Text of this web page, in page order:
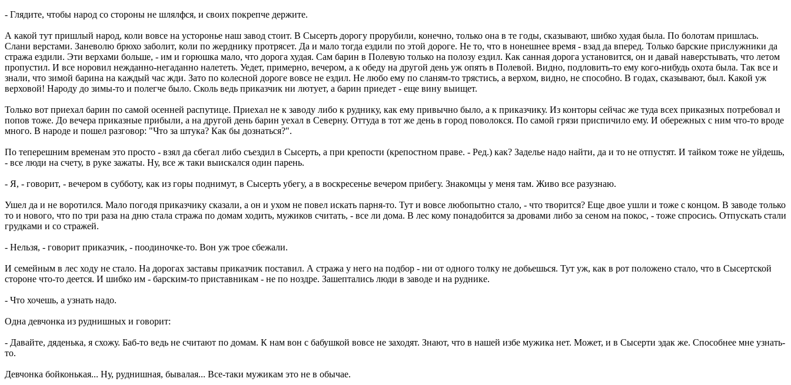
- Глядите, чтобы народ со стороны не шлялфся, и своих покрепче держите.
А какой тут пришлый народ, коли вовсе на усторонье наш завод стоит. В Сысерть дорогу прорубили, конечно, только она в те годы, сказывают, шибко худая была. По болотам пришлась.
Слани верстами. Заневолю брюхо заболит, коли по жерднику протрясет. Да и мало тогда ездили по этой дороге. Не то, что в нонешнее время - взад да вперед. Только барские прислужники да
стража ездили. Эти верхами больше, - им и горюшка мало, что дорога худая. Сам барин в Полевую только на полозу ездил. Как санная дорога установится, он и давай наверстывать, что летом
пропустил. И все норовил нежданно-негаданно налететь. Уедет, примерно, вечером, а к обеду на другой день уж опять в Полевой. Видно, подловить-то ему кого-нибудь охота была. Так все и
знали, что зимой барина на каждый час жди. Зато по колесной дороге вовсе не ездил. Не любо ему по сланям-то трястись, а верхом, видно, не способно. В годах, сказывают, был. Какой уж
верховой! Народу до зимы-то и полегче было. Сколь ведь приказчик ни лютует, а барин приедет - еще вину выищет.
Только вот приехал барин по самой осенней распутице. Приехал не к заводу либо к руднику, как ему привычно было, а к приказчику. Из конторы сейчас же туда всех приказных потребовал и
попов тоже. До вечера приказные прибыли, а на другой день барин уехал в Северну. Оттуда в тот же день в город поволокся. По самой грязи приспичило ему. И обережных с ним что-то вроде
много. В народе и пошел разговор: "Что за штука? Как бы дознаться?".
По теперешним временам это просто - взял да сбегал либо съездил в Сысерть, а при крепости (крепостном праве. - Ред.) как? Заделье надо найти, да и то не отпустят. И тайком тоже не уйдешь,
- все люди на счету, в руке зажаты. Ну, все ж таки выискался один парень.
- Я, - говорит, - вечером в субботу, как из горы поднимут, в Сысерть убегу, а в воскресенье вечером прибегу. Знакомцы у меня там. Живо все разузнаю.
Ушел да и не воротился. Мало погодя приказчику сказали, а он и ухом не повел искать парня-то. Тут и вовсе любопытно стало, - что творится? Еще двое ушли и тоже с концом. В заводе только
то и нового, что по три раза на дню стала стража по домам ходить, мужиков считать, - все ли дома. В лес кому понадобится за дровами либо за сеном на покос, - тоже спросись. Отпускать стали
грудками и со стражей.
- Нельзя, - говорит приказчик, - поодиночке-то. Вон уж трое сбежали.
И семейным в лес ходу не стало. На дорогах заставы приказчик поставил. А стража у него на подбор - ни от одного толку не добьешься. Тут уж, как в рот положено стало, что в Сысертской
стороне что-то деется. И шибко им - барским-то приставникам - не по ноздре. Зашептались люди в заводе и на руднике.
- Что хочешь, а узнать надо.
Одна девчонка из руднишных и говорит:
- Давайте, дяденька, я схожу. Баб-то ведь не считают по домам. К нам вон с бабушкой вовсе не заходят. Знают, что в нашей избе мужика нет. Может, и в Сысерти эдак же. Способнее мне узнать-
то.
Девчонка бойконькая... Ну, руднишная, бывалая... Все-таки мужикам это не в обычае.